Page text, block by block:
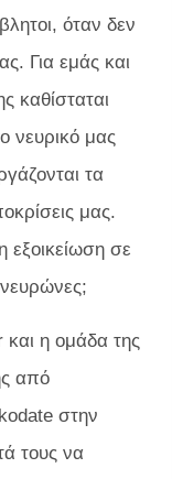
όταν δεν
Για εμάς και
καθίσταται
νευρικό μας
τα
μας.
σε
η ομάδα της
από
στην
τους να